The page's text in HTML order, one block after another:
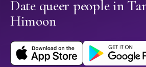
Date queer people in
Himoon